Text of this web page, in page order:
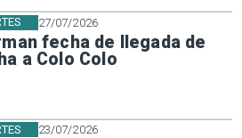
27/07/2026
fecha de llegada de
a Colo Colo
23/07/2026